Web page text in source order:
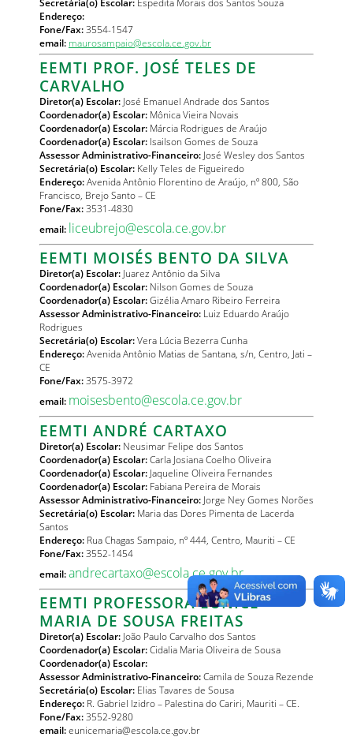
Secretária(o) Escolar: Espedita Morais dos Santos Souza
Endereço:
Fone/Fax:3554-1547
email: maurosampaio@escola.ce.gov.br
EEMTI PROF. JOSÉ TELES DE
CARVALHO
Diretor(a) Escolar: José Emanuel Andrade dos Santos
Coordenador(a) Escolar: Mônica Vieira Novais
Coordenador(a) Escolar: Márcia Rodrigues de Araújo
Coordenador(a) Escolar: Isailson Gomes de Souza
Assessor Administrativo-Financeiro: José Wesley dos Santos
Secretária(o) Escolar: Kelly Teles de Figueiredo
Endereço:Avenida Antônio Florentino de Araújo, nº 800, São
Francisco, Brejo Santo – CE
Fone/Fax: 3531-4830
email: liceubrejo@escola.ce.gov.br
EEMTI MOISÉS BENTO DA SILVA
Diretor(a) Escolar: Juarez Antônio da Silva
Coordenador(a) Escolar: Nilson Gomes de Souza
Coordenador(a) Escolar:Gizélia Amaro Ribeiro Ferreira
Assessor Administrativo-Financeiro: Luiz Eduardo Araújo
Rodrigues
Secretária(o) Escolar:Vera Lúcia Bezerra Cunha
Endereço:Avenida Antônio Matias de Santana, s/n, Centro, Jati –
CE
Fone/Fax: 3575-3972
email: moisesbento@escola.ce.gov.br
EEMTI ANDRÉ CARTAXO
Diretor(a) Escolar: Neusimar Felipe dos Santos
Coordenador(a) Escolar:Carla Josiana Coelho Oliveira
Coordenador(a) Escolar: Jaqueline Oliveira Fernandes
Coordenador(a) Escolar: Fabiana Pereira de Morais
Assessor Administrativo-Financeiro: Jorge Ney Gomes Norões
Secretária(o) Escolar: Maria das Dores Pimenta de Lacerda
Santos
Endereço: Rua Chagas Sampaio, nº 444, Centro, Mauriti – CE
Fone/Fax: 3552-1454
email:andrecartaxo@escola.ce.gov.br
EEMTI PROFESSORA EUNICE
MARIA DE SOUSA FREITAS
Diretor(a) Escolar: João Paulo Carvalho dos Santos
Coordenador(a) Escolar:Cidalia Maria Oliveira de Sousa
Coordenador(a) Escolar:
Assessor Administrativo-Financeiro:Camila de Souza Rezende
Secretária(o) Escolar: Elias Tavares de Sousa
Endereço: R. Gabriel Izidro – Palestina do Cariri, Mauriti – CE.
Fone/Fax: 3552-9280
email:eunicemaria@escola.ce.gov.br